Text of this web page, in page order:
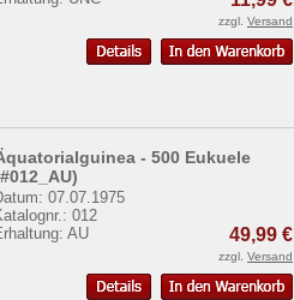
zzgl. Versand
- 500 Eukuele
07.07.1975
012
AU
49,99 €
zzgl. Versand